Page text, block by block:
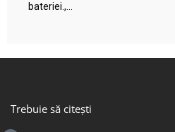
bateriei.,...
Trebuie să citești